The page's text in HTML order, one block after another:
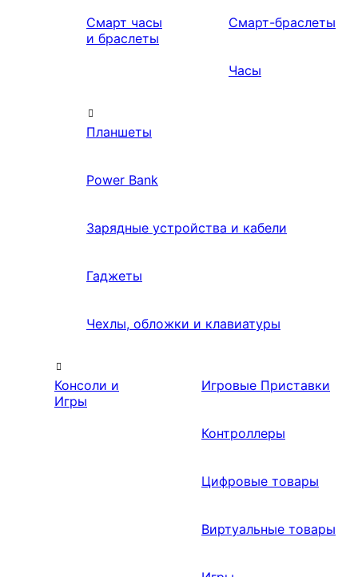
Смарт часы
и браслеты
Смарт-браслеты
Часы
Планшеты
Power Bank
Зарядные устройства и кабели
Гаджеты
Чехлы, обложки и клавиатуры
Консоли и
Игры
Игровые Приставки
Контроллеры
Цифровые товары
Виртуальные товары